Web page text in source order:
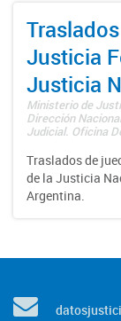
Justicia
Justicia
Ministerio de
Dirección
Judicial. Oficina
Traslados de
de la Justicia
Argentina.